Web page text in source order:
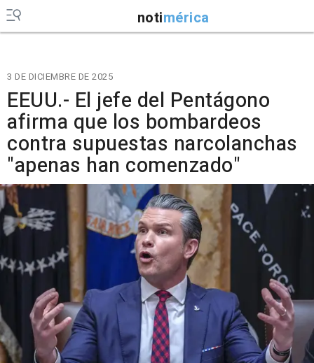
notimérica
3 DE DICIEMBRE DE 2025
EEUU.- El jefe del Pentágono
afirma que los bombardeos
contra supuestas narcolanchas
"apenas han comenzado"